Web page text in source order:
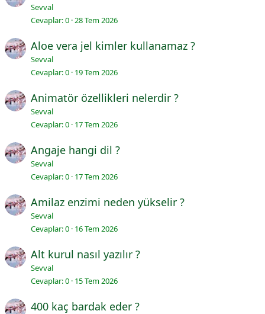
Sevval
Cevaplar 0 28 Tem 2026
Aloe vera jel kimler kullanamaz ?
Sevval
Cevaplar 0 19 Tem 2026
Animatör özellikleri nelerdir ?
Sevval
Cevaplar 0 17 Tem 2026
Angaje hangi dil ?
Sevval
Cevaplar 0 17 Tem 2026
Amilaz enzimi neden yükselir ?
Sevval
Cevaplar 0 16 Tem 2026
Alt kurul nasıl yazılır ?
Sevval
Cevaplar 0 15 Tem 2026
400 kaç bardak eder ?